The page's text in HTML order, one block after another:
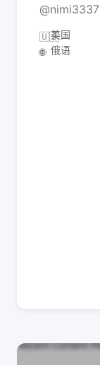
@nimi3337
🇺🇸美国
🌐 俄语